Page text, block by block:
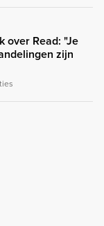
over Read: "Je
zijn